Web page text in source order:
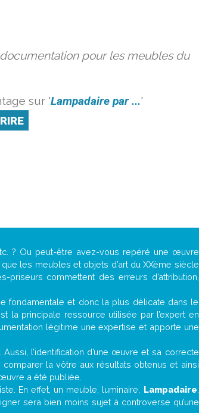
documentation pour les meubles du
sur 'Lampadaire par ...'
? Ou peut-être avez-vous repéré une œuvre
les meubles et objets d’art du XXème siècle
commettent des erreurs d’attribution,
fondamentale et donc la plus délicate dans le
la principale ressource utilisée par l’expert en
légitime une expertise et apporte une
Aussi, l’identification d’une œuvre et sa correcte
la vôtre aux résultats obtenus et ainsi
a été publiée.
En effet, un meuble, luminaire, Lampadaire
sera bien moins sujet à controverse qu’une